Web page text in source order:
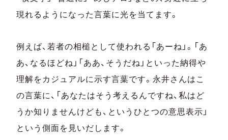
現れるようになった言葉に光を当てます。
例えば、若者の相槌として使われる「あーね」。「あ
あ、なるほどね」「ああ、そうだね」といった納得や
理解をカジュアルに示す言葉です。永井さんはこ
の言葉に、「あなたはそう考えるんですね、私はど
うか知りませんけども、というひとつの意思表示」
という側面を見いだします。